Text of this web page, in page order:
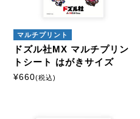
マルチプリント
ドズル社MX マルチプリン
トシート はがきサイズ
¥660(税込)